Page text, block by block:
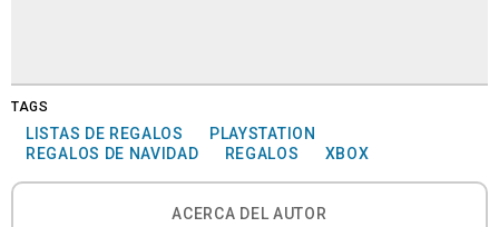
TAGS
LISTAS DE REGALOS
PLAYSTATION
REGALOS DE NAVIDAD
REGALOS XBOX
ACERCA DEL AUTOR